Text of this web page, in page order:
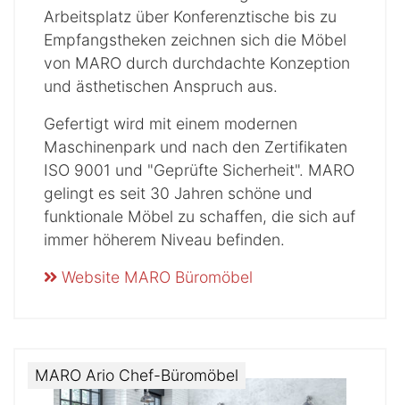
Arbeitsplatz über Konferenztische bis zu
Empfangstheken zeichnen sich die Möbel
von MARO durch durchdachte Konzeption
und ästhetischen Anspruch aus.
Gefertigt wird mit einem modernen
Maschinenpark und nach den Zertifikaten
ISO 9001 und "Geprüfte Sicherheit". MARO
gelingt es seit 30 Jahren schöne und
funktionale Möbel zu schaffen, die sich auf
immer höherem Niveau befinden.
Website MARO Büromöbel
MARO Ario Chef-Büromöbel